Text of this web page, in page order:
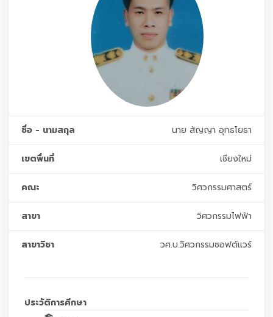
ชื่อ - นามสกุล นาย สัญญา อุทธโยธา
เขตพื่นที่ เชียงใหม่
คณะ วิศวกรรมศาสตร์
สาขา วิศวกรรมไฟฟ้า
สาขาวิชา วศ.บ.วิศวกรรมซอฟต์แวร์
ประวัติการศึกษา